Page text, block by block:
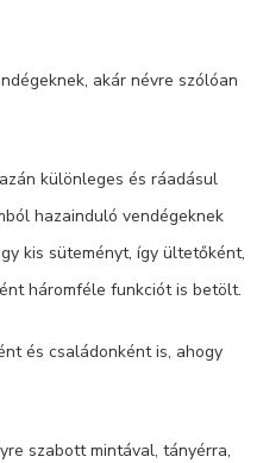
akár névre szólóan
különleges és ráadásul
hazainduló vendégeknek
kis süteményt, így ültetőként,
háromféle funkciót is betölt.
és családonként is, ahogy
szabott mintával, tányérra,